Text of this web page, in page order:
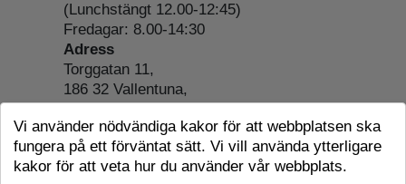
(Lunchstängt 12.00-12:45)
Fredagar: 8.00-14:30
Adress
Torggatan 11,
186 32 Vallentuna,
Org.nr: 556197-4022
Om webbplatsen
Tillgänglighetsredogörelse
Cookie-information
Vi använder nödvändiga kakor för att webbplatsen ska
fungera på ett förväntat sätt. Vi vill använda ytterligare
kakor för att veta hur du använder vår webbplats.